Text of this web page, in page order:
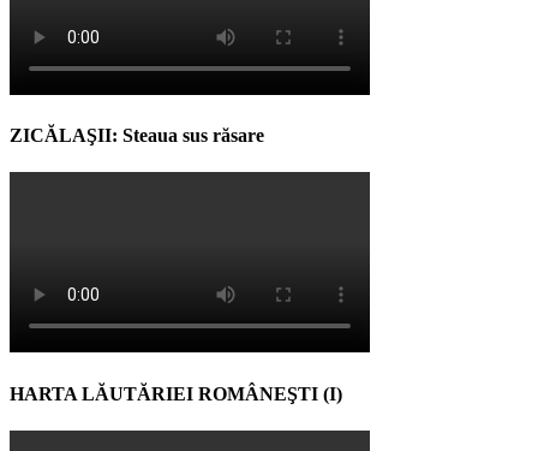
ZICĂLAŞII: Steaua sus răsare
HARTA LĂUTĂRIEI ROMÂNEŞTI (I)